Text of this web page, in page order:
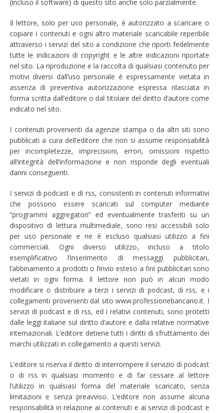
(incluso il software) di questo sito anche solo parzialmente.
Il lettore, solo per uso personale, è autorizzato a scaricare o
copiare i contenuti e ogni altro materiale scaricabile reperibile
attraverso i servizi del sito a condizione che riporti fedelmente
tutte le indicazioni di copyright e le altre indicazioni riportate
nel sito. La riproduzione e la raccolta di qualsiasi contenuto per
motivi diversi dall’uso personale è espressamente vietata in
assenza di preventiva autorizzazione espressa rilasciata in
forma scritta dall’editore o dal titolare del diritto d’autore come
indicato nel sito.
I contenuti provenienti da agenzie stampa o da altri siti sono
pubblicati a cura dell’editore che non si assume responsabilità
per incompletezze, imprecisioni, errori, omissioni rispetto
all’integrità dell’informazione e non risponde degli eventuali
danni conseguenti.
I servizi di podcast e di rss, consistenti in contenuti informativi
che possono essere scaricati sul computer mediante
“programmi aggregatori” ed eventualmente trasferiti su un
dispositivo di lettura multimediale, sono resi accessibili solo
per uso personale e ne è escluso qualsiasi utilizzo a fini
commerciali. Ogni diverso utilizzo, incluso a titolo
esemplificativo l’inserimento di messaggi pubblicitari,
l’abbinamento a prodotti o l’invio esteso a fini pubblicitari sono
vietati in ogni forma. Il lettore non può in alcun modo
modificare o distribuire a terzi i servizi di podcast, di rss, e i
collegamenti provenienti dal sito www.professionebancario.it. I
servizi di podcast e di rss, ed i relativi contenuti, sono protetti
dalle leggi italiane sul diritto d’autore e dalla relative normative
internazionali. L’editore detiene tutti i diritti di sfruttamento dei
marchi utilizzati in collegamento a questi servizi.
L’editore si riserva il diritto di interrompere il servizio di podcast
o di rss in qualsiasi momento e di far cessare al lettore
l’utilizzo in qualsiasi forma del materiale scaricato, senza
limitazioni e senza preavviso. L’editore non assume alcuna
responsabilità in relazione ai contenuti e ai servizi di podcast e